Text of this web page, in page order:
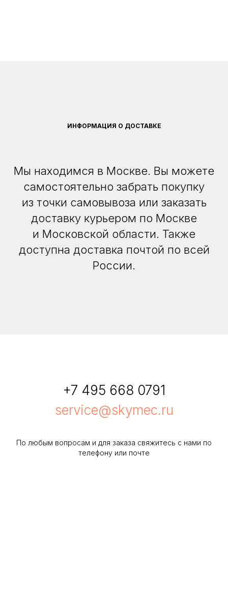
ИНФОРМАЦИЯ О ДОСТАВКЕ
Мы находимся в Москве. Вы можете
самостоятельно забрать покупку
из точки самовывоза или заказать
доставку курьером по Москве
и Московской области. Также
доступна доставка почтой по всей
России.
+7 495 668 0791
service@skymec.ru
По любым вопросам и для заказа свяжитесь с нами по
телефону или почте